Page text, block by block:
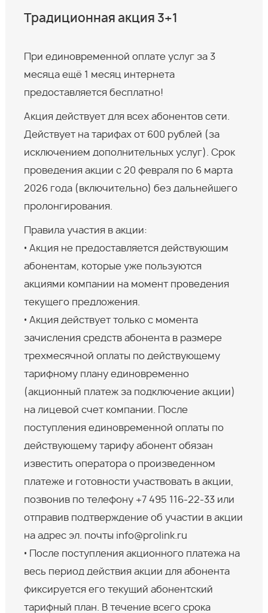
Традиционная акция 3+1
При единовременной оплате услуг за 3
месяца ещё 1 месяц интернета
предоставляется бесплатно!
Акция действует для всех абонентов сети.
Действует на тарифах от 600 рублей (за
исключением дополнительных услуг). Срок
проведения акции с 20 февраля по 6 марта
2026 года (включительно) без дальнейшего
пролонгирования.
Правила участия в акции:
• Акция не предоставляется действующим
абонентам, которые уже пользуются
акциями компании на момент проведения
текущего предложения.
• Акция действует только с момента
зачисления средств абонента в размере
трехмесячной оплаты по действующему
тарифному плану единовременно
(акционный платеж за подключение акции)
на лицевой счет компании. После
поступления единовременной оплаты по
действующему тарифу абонент обязан
известить оператора о произведенном
платеже и готовности участвовать в акции,
позвонив по телефону +7 495 116-22-33 или
отправив подтверждение об участии в акции
на адрес эл. почты info@prolink.ru
• После поступления акционного платежа на
весь период действия акции для абонента
фиксируется его текущий абонентский
тарифный план. В течение всего срока